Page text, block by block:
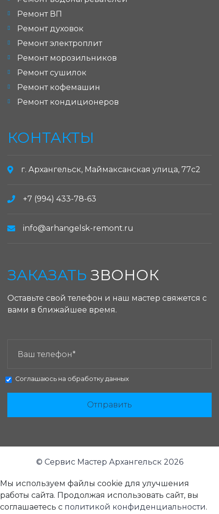
Ремонт ВП
Ремонт духовок
Ремонт электроплит
Ремонт морозильников
Ремонт сушилок
Ремонт кофемашин
Ремонт кондиционеров
КОНТАКТЫ
г. Архангельск, Маймаксанская улица, 77с2
+7 (994) 433-78-63
info@arhangelsk-remont.ru
ЗАКАЗАТЬ ЗВОНОК
Оставьте свой телефон и наш мастер свяжется с
вами в ближайшее время.
Соглашаюсь на обработку данных
Отправить
© Сервис Мастер Архангельск 2026
Мы используем файлы cookie для улучшения
работы сайта. Продолжая использовать сайт, вы
соглашаетесь с политикой конфиденциальности.